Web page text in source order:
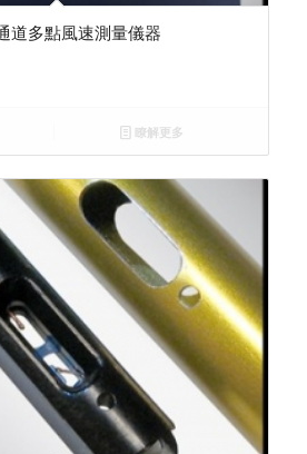
道多點風速測量儀器
瞭解更多